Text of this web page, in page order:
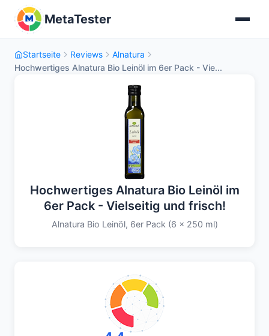
MetaTester
Startseite Reviews
Alnatura
Hochwertiges Alnatura Bio Leinöl im 6er Pack - Vie...
Hochwertiges Alnatura Bio Leinöl im
6er Pack - Vielseitig und frisch!
Alnatura Bio Leinöl, 6er Pack (6 x 250 ml)